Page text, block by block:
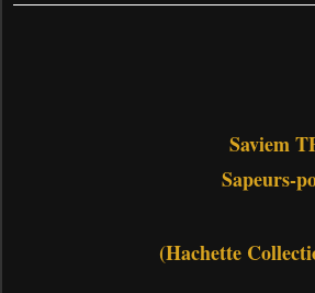
Saviem
Sapeurs-
(Hachette